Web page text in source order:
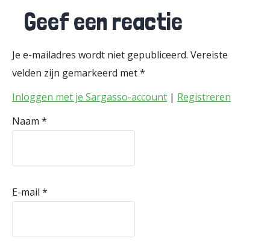
Geef een reactie
Je e-mailadres wordt niet gepubliceerd. Vereiste
velden zijn gemarkeerd met*
Inloggen met je Sargasso-account | Registreren
Naam *
E-mail *